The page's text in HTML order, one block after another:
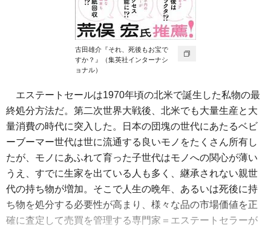
古田雄介『それ、死後もお宝で
すか？』（集英社インターナシ
ョナル）
エステートセールは1970年頃の北米で誕生した私物の最
終処分方法だ。第二次世界大戦後、北米でも大量生産と大
量消費の時代に突入した。日本の団塊の世代にあたるベビ
ーブーマー世代は世に流通する良いモノをたくさん所有し
たが、モノにあふれて育った子世代はモノへの関心が薄い
うえ、すでに生家を出ている人も多く、継承されない親世
代の持ち物が増加。そこで人生の晩年、あるいは死後に持
ち物を処分する必要性が高まり、様々な品の市場価値を正
確に査定して売買を管理する専門家＝エステートセラーが